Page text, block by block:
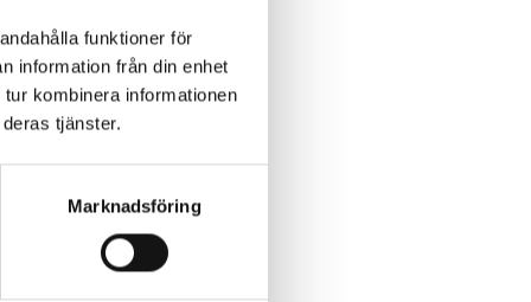
funktioner för
information från din enhet
kombinera informationen
tjänster.
Marknadsföring